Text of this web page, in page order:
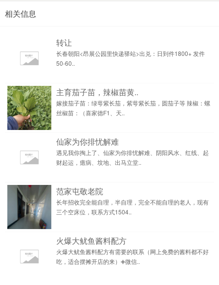
相关信息
转让
长春朝阳<昂展公园里快递驿站>出兑：日到件1800+ 发件
50-60..
主育茄子苗，辣椒苗黄..
嫁接茄子苗：绿萼紫长茄，紫萼紫长茄，圆茄子等 辣椒：螺
丝椒苗：（喜家德F1、天..
仙家为你排忧解难
遇见我你掏上了、仙家为你排忧解难、阴阳风水、红线、起
财起运，癔病、坟地、出马立堂..
范家屯敬老院
长年招收完全能自理，半自理，完全不能自理的老人，现有
三个空床位，联系方式1504..
火爆大鱿鱼酱料配方
火爆大鱿鱼酱料配方有需要的联系（网上免费的酱料都不好
吃，适合摆摊开店的来）➕微信..